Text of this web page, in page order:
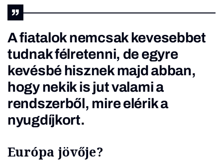
A fiatalok nemcsak kevesebbet
tudnak félretenni, de egyre
kevésbé hisznek majd abban,
hogy nekik is jut valami a
rendszerből, mire elérik a
nyugdíjkort.
Európa jövője?